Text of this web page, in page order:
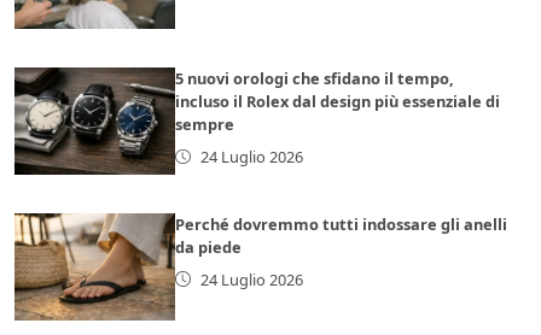
5 nuovi orologi che sfidano il tempo,
incluso il Rolex dal design più essenziale di
sempre
24 Luglio 2026
Perché dovremmo tutti indossare gli anelli
da piede
24 Luglio 2026